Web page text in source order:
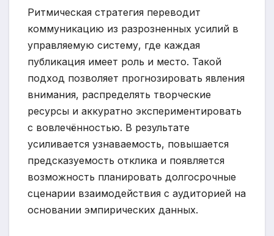
Ритмическая стратегия переводит
коммуникацию из разрозненных усилий в
управляемую систему, где каждая
публикация имеет роль и место. Такой
подход позволяет прогнозировать явления
внимания, распределять творческие
ресурсы и аккуратно экспериментировать
с вовлечённостью. В результате
усиливается узнаваемость, повышается
предсказуемость отклика и появляется
возможность планировать долгосрочные
сценарии взаимодействия с аудиторией на
основании эмпирических данных.